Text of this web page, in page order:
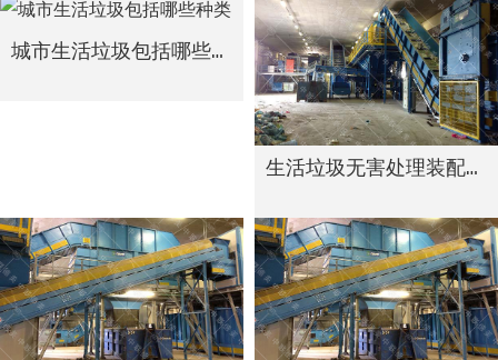
城市生活垃圾包括哪些种类
生活垃圾无害处理装配线